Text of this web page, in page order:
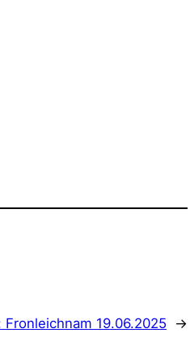
Fronleichnam 19.06.2025 →